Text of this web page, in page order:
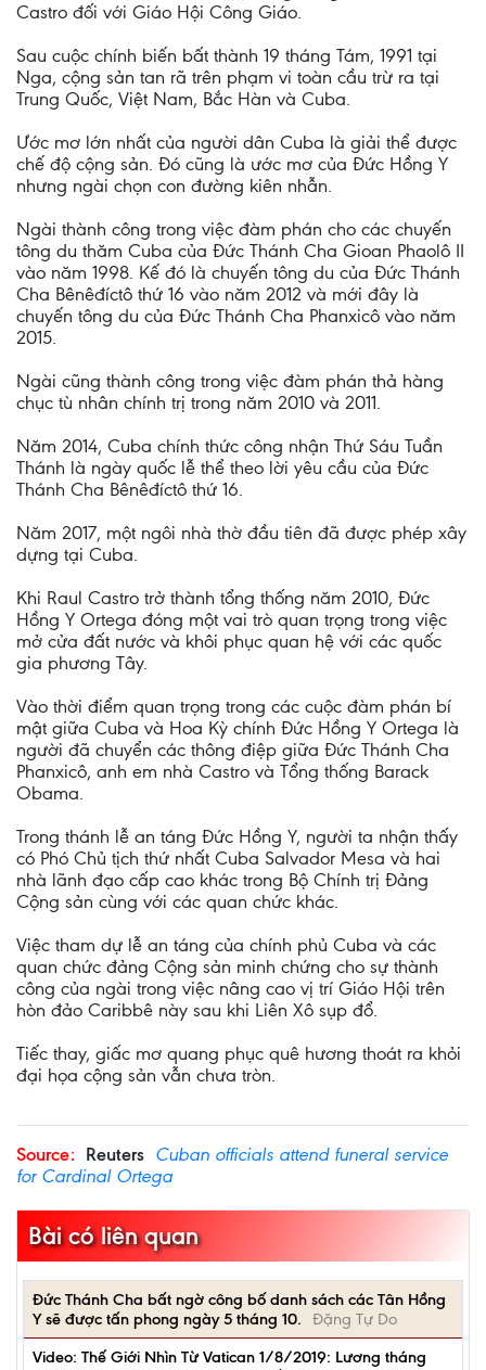
Castro đối với Giáo Hội Công Giáo.
Sau cuộc chính biến bất thành 19 tháng Tám, 1991 tại
Nga, cộng sản tan rã trên phạm vi toàn cầu trừ ra tại
Trung Quốc, Việt Nam, Bắc Hàn và Cuba.
Ước mơ lớn nhất của người dân Cuba là giải thể được
chế độ cộng sản. Đó cũng là ước mơ của Đức Hồng Y
nhưng ngài chọn con đường kiên nhẫn.
Ngài thành công trong việc đàm phán cho các chuyến
tông du thăm Cuba của Đức Thánh Cha Gioan Phaolô II
vào năm 1998. Kế đó là chuyến tông du của Đức Thánh
Cha Bênêđíctô thứ 16 vào năm 2012 và mới đây là
chuyến tông du của Đức Thánh Cha Phanxicô vào năm
2015.
Ngài cũng thành công trong việc đàm phán thả hàng
chục tù nhân chính trị trong năm 2010 và 2011.
Năm 2014, Cuba chính thức công nhận Thứ Sáu Tuần
Thánh là ngày quốc lễ thể theo lời yêu cầu của Đức
Thánh Cha Bênêđíctô thứ 16.
Năm 2017, một ngôi nhà thờ đầu tiên đã được phép xây
dựng tại Cuba.
Khi Raul Castro trở thành tổng thống năm 2010, Đức
Hồng Y Ortega đóng một vai trò quan trọng trong việc
mở cửa đất nước và khôi phục quan hệ với các quốc
gia phương Tây.
Vào thời điểm quan trọng trong các cuộc đàm phán bí
mật giữa Cuba và Hoa Kỳ chính Đức Hồng Y Ortega là
người đã chuyển các thông điệp giữa Đức Thánh Cha
Phanxicô, anh em nhà Castro và Tổng thống Barack
Obama.
Trong thánh lễ an táng Đức Hồng Y, người ta nhận thấy
có Phó Chủ tịch thứ nhất Cuba Salvador Mesa và hai
nhà lãnh đạo cấp cao khác trong Bộ Chính trị Đảng
Cộng sản cùng với các quan chức khác.
Việc tham dự lễ an táng của chính phủ Cuba và các
quan chức đảng Cộng sản minh chứng cho sự thành
công của ngài trong việc nâng cao vị trí Giáo Hội trên
hòn đảo Caribbê này sau khi Liên Xô sụp đổ.
Tiếc thay, giấc mơ quang phục quê hương thoát ra khỏi
đại họa cộng sản vẫn chưa tròn.
Source: Reuters Cuban officials attend funeral service
for Cardinal Ortega
Bài có liên quan
Đức Thánh Cha bất ngờ công bố danh sách các Tân Hồng
Y sẽ được tấn phong ngày 5 tháng 10.
Đặng Tự Do
Video: Thế Giới Nhìn Từ Vatican 1/8/2019: Lương tháng